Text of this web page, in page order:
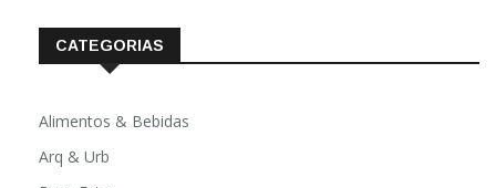
CATEGORIAS
Alimentos & Bebidas
Arq & Urb